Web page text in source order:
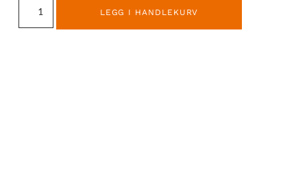
LEGG I HANDLEKURV